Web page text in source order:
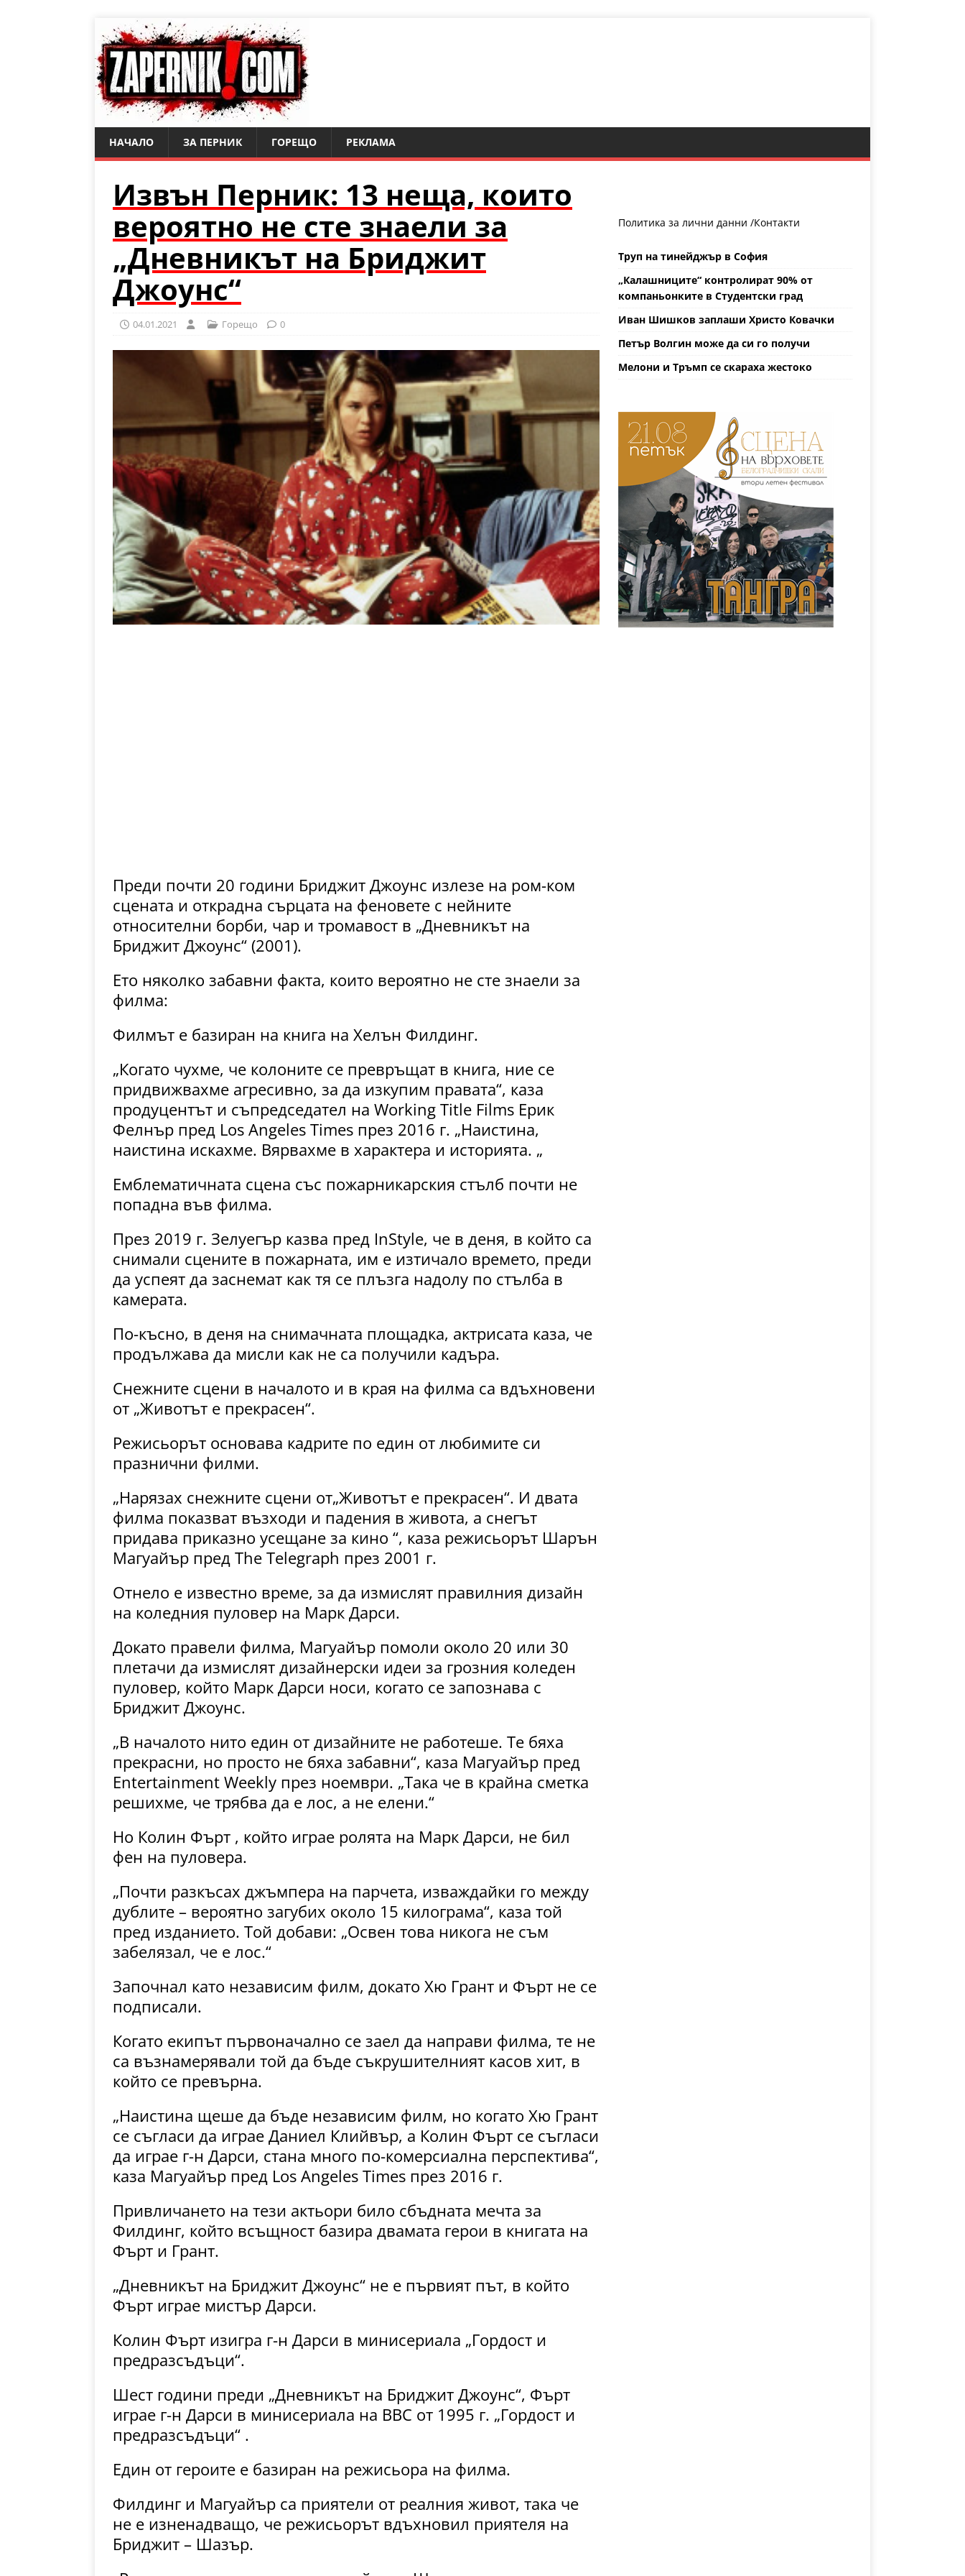
НАЧАЛО ЗА ПЕРНИК ГОРЕЩО РЕКЛАМА
Извън Перник: 13 неща, които
вероятно не сте знаели за
„Дневникът на Бриджит
Джоунс“
04.01.2021 Горещо 0
Преди почти 20 години Бриджит Джоунс излезе на ром-ком
сцената и открадна сърцата на феновете с нейните
относителни борби, чар и тромавост в „Дневникът на
Бриджит Джоунс“ (2001).
Ето няколко забавни факта, които вероятно не сте знаели за
филма:
Филмът е базиран на книга на Хелън Филдинг.
„Когато чухме, че колоните се превръщат в книга, ние се
придвижвахме агресивно, за да изкупим правата“, каза
продуцентът и съпредседател на Working Title Films Ерик
Фелнър пред Los Angeles Times през 2016 г. „Наистина,
наистина искахме. Вярвахме в характера и историята. „
Емблематичната сцена със пожарникарския стълб почти не
попадна във филма.
През 2019 г. Зелуегър казва пред InStyle, че в деня, в който са
снимали сцените в пожарната, им е изтичало времето, преди
да успеят да заснемат как тя се плъзга надолу по стълба в
камерата.
По-късно, в деня на снимачната площадка, актрисата каза, че
продължава да мисли как не са получили кадъра.
Снежните сцени в началото и в края на филма са вдъхновени
от „Животът е прекрасен“.
Режисьорът основава кадрите по един от любимите си
празнични филми.
„Нарязах снежните сцени от„Животът е прекрасен“. И двата
филма показват възходи и падения в живота, а снегът
придава приказно усещане за кино “, каза режисьорът Шарън
Магуайър пред The ​​Telegraph през 2001 г.
Отнело е известно време, за да измислят правилния дизайн
на коледния пуловер на Марк Дарси.
Докато правели филма, Магуайър помоли около 20 или 30
плетачи да измислят дизайнерски идеи за грозния коледен
пуловер, който Марк Дарси носи, когато се запознава с
Бриджит Джоунс.
„В началото нито един от дизайните не работеше. Те бяха
прекрасни, но просто не бяха забавни“, каза Магуайър пред
Entertainment Weekly през ноември. „Така че в крайна сметка
решихме, че трябва да е лос, а не елени.“
Но Колин Фърт , който играе ролята на Марк Дарси, не бил
фен на пуловера.
„Почти разкъсах джъмпера на парчета, изваждайки го между
дублите – вероятно загубих около 15 килограма“, каза той
пред изданието. Той добави: „Освен това никога не съм
забелязал, че е лос.“
Започнал като независим филм, докато Хю Грант и Фърт не се
подписали.
Когато екипът първоначално се заел да направи филма, те не
са възнамерявали той да бъде съкрушителният касов хит, в
който се превърна.
„Наистина щеше да бъде независим филм, но когато Хю Грант
се съгласи да играе Даниел Клийвър, а Колин Фърт се съгласи
да играе г-н Дарси, стана много по-комерсиална перспектива“,
каза Магуайър пред Los Angeles Times през 2016 г.
Привличането на тези актьори било сбъдната мечта за
Филдинг, който всъщност базира двамата герои в книгата на
Фърт и Грант.
„Дневникът на Бриджит Джоунс“ не е първият път, в който
Фърт играе мистър Дарси.
Колин Фърт изигра г-н Дарси в минисериала „Гордост и
предразсъдъци“.
Шест години преди „Дневникът на Бриджит Джоунс“, Фърт
играе г-н Дарси в минисериала на BBC от 1995 г. „Гордост и
предразсъдъци“ .
Един от героите е базиран на режисьора на филма.
Филдинг и Магуайър са приятели от реалния живот, така че
не е изненадващо, че режисьорът вдъхновил приятеля на
Бриджит – Шазър.
Политика за лични данни /Контакти
Труп на тинейджър в София
„Калашниците“ контролират 90% от
компаньонките в Студентски град
Иван Шишков заплаши Христо Ковачки
Петър Волгин може да си го получи
Мелони и Тръмп се скараха жестоко